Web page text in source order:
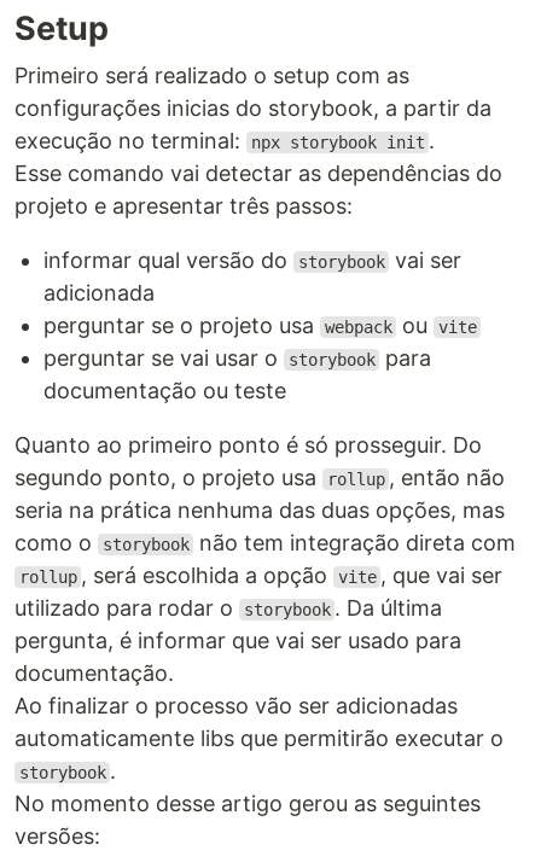
Setup
Primeiro será realizado o setup com as
configurações inicias do storybook, a partir da
execução no terminal:
npx storybook init .
Esse comando vai detectar as dependências do
projeto e apresentar três passos:
informar qual versão do storybook vai ser
adicionada
perguntar se o projeto usa
webpack ou vite
perguntar se vai usar o storybook para
documentação ou teste
Quanto ao primeiro ponto é só prosseguir. Do
segundo ponto, o projeto usa
rollup , então não
seria na prática nenhuma das duas opções, mas
como o
storybook não tem integração direta com
rollup , será escolhida a opção vite , que vai ser
utilizado para rodar o
storybook . Da última
pergunta, é informar que vai ser usado para
documentação.
Ao finalizar o processo vão ser adicionadas
automaticamente libs que permitirão executar o
storybook .
No momento desse artigo gerou as seguintes
versões: